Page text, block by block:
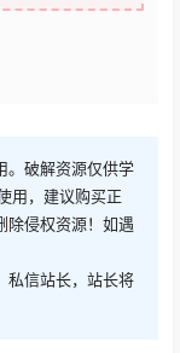
。破解资源仅供学
用，建议购买正
除侵权资源！如遇
私信站长，站长将